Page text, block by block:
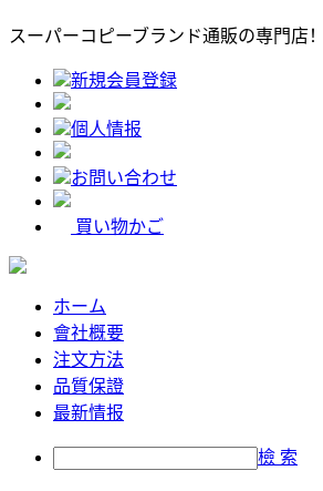
スーパーコピーブランド通販の専門店！
新規会員登録
個人情报
お問い合わせ
買い物かご
ホーム
會社概要
注文方法
品質保證
最新情报
檢 索